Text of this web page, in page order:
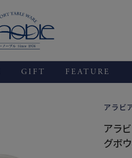
GIFT FEATURE
アラビ
アラ
グボ